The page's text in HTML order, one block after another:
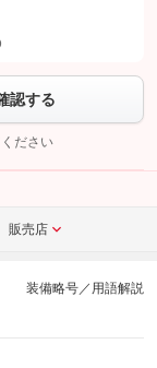
「許可する」ボタンを押
せを
認する
ださい
販売店
装備略号／用語解説